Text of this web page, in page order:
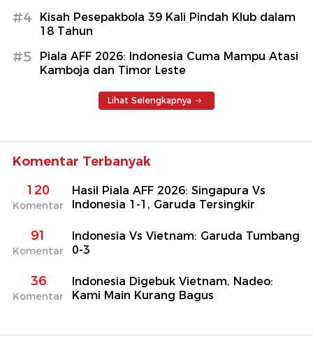
#4
Kisah Pesepakbola 39 Kali Pindah Klub dalam
18 Tahun
#5
Piala AFF 2026: Indonesia Cuma Mampu Atasi
Kamboja dan Timor Leste
Lihat Selengkapnya
Komentar Terbanyak
120
Komentar
Hasil Piala AFF 2026: Singapura Vs
Indonesia 1-1, Garuda Tersingkir
91
Komentar
Indonesia Vs Vietnam: Garuda Tumbang
0-3
36
Komentar
Indonesia Digebuk Vietnam, Nadeo:
Kami Main Kurang Bagus